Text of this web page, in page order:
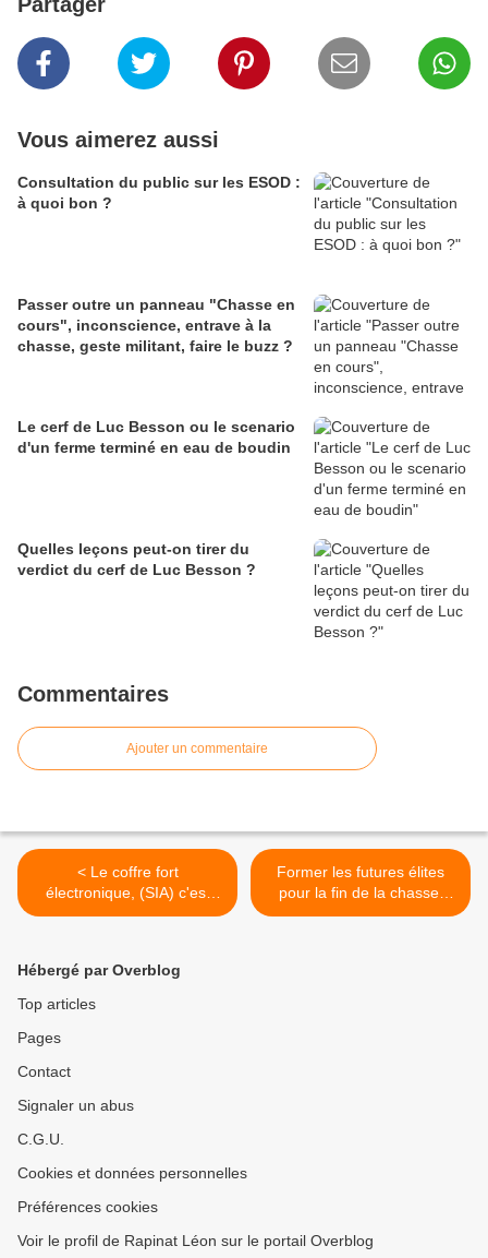
Vous aimerez aussi
Consultation du public sur les ESOD :
à quoi bon ?
Passer outre un panneau "Chasse en
cours", inconscience, entrave à la
chasse, geste militant, faire le buzz ?
Le cerf de Luc Besson ou le scenario
d'un ferme terminé en eau de boudin
Quelles leçons peut-on tirer du
verdict du cerf de Luc Besson ?
Commentaires
Ajouter un commentaire
< Le coffre fort
électronique, (SIA) c'est
maintenant
Former les futures élites
pour la fin de la chasse,
deuxième mi-temps du
Hébergé par Overblog
Top articles
Pages
Contact
Signaler un abus
C.G.U.
Cookies et données personnelles
Préférences cookies
Voir le profil de Rapinat Léon sur le portail Overblog